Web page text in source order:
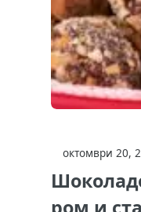
октомври 20,
ром и